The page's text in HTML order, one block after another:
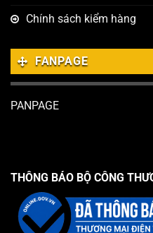
Chính sách kiểm hàng
FANPAGE
PANPAGE
THÔNG BÁO BỘ CÔNG